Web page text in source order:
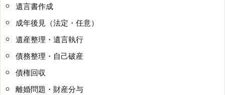
遺言書作成
成年後見（法定・任意）
遺産整理・遺言執行
債務整理・自己破産
債権回収
離婚問題・財産分与